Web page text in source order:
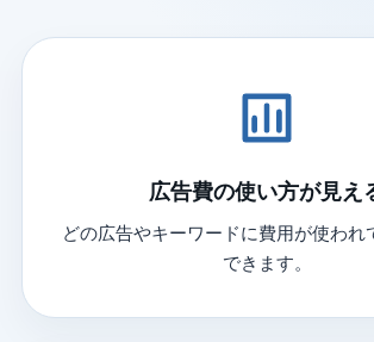
広告費の使い方が見え
どの広告やキーワードに費用が使われ
できます。